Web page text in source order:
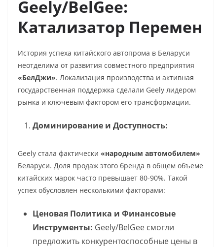
Geely/BelGee:
Катализатор Перемен
История успеха китайского автопрома в Беларуси
неотделима от развития совместного предприятия
«БелДжи». Локализация производства и активная
государственная поддержка сделали Geely лидером
рынка и ключевым фактором его трансформации.
Доминирование и Доступность:
Geely стала фактически «народным автомобилем»
Беларуси. Доля продаж этого бренда в общем объеме
китайских марок часто превышает 80-90%. Такой
успех обусловлен несколькими факторами:
Ценовая Политика и Финансовые
Инструменты: Geely/BelGee смогли
предложить конкурентоспособные цены в